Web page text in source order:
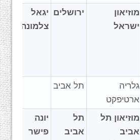
מוזיאון
ישראל
ירושלים יגאל
צלמונה
גלריה
ארטיפקט
תל אביב
מוזיאון תל
אביב
תל
אביב
יונה
פישר